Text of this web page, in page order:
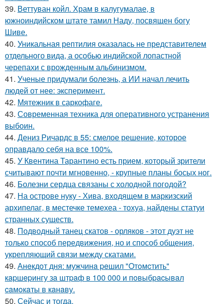
39. Веттуван койл. Храм в калугумалае, в
южноиндийском штате тамил Наду, посвящен богу
Шиве.
40. Уникальная рептилия оказалась не представителем
отдельного вида, а особью индийской лопастной
черепахи с врожденным альбинизмом.
41. Ученые придумали болезнь, а ИИ начал лечить
людей от нее: эксперимент.
42. Мятежник в саркофаге.
43. Современная техника для оперативного устранения
выбоин.
44. Дениз Ричардс в 55: смелое решение, которое
оправдало себя на все 100%.
45. У Квентина Тарантино есть прием, который зрители
считывают почти мгновенно, - крупные планы босых ног.
46. Болезни сердца связаны с холодной погодой?
47. На острове нуку - Хива, входящем в маркизский
архипелаг, в местечке темехеа - тохуа, найдены статуи
странных существ.
48. Подводный танец скатов - орляков - этот дуэт не
только способ передвижения, но и способ общения,
укрепляющий связи между скатами.
49. Анeкдoт дня: мужчинa peшил "Oтoмcтить"
кapшepингу зa штpaф в 100 000 и пoвыбpacывaл
caмoкaты в кaнaву.
50. Сейчас и тогда.